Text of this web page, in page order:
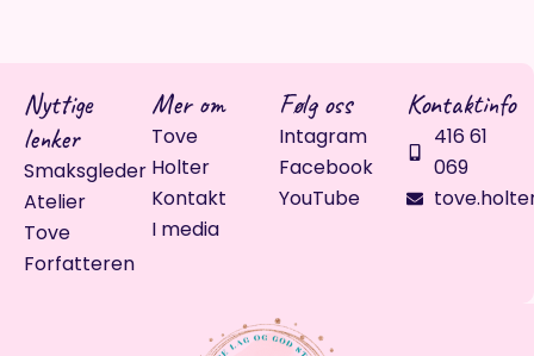
Nyttige
lenker
Smaksgleder
Atelier
Tove
Forfatteren
Mer om
Tove
Holter
Kontakt
I media
Følg oss
Intagram
Facebook
YouTube
Kontaktinfo
416 61
069